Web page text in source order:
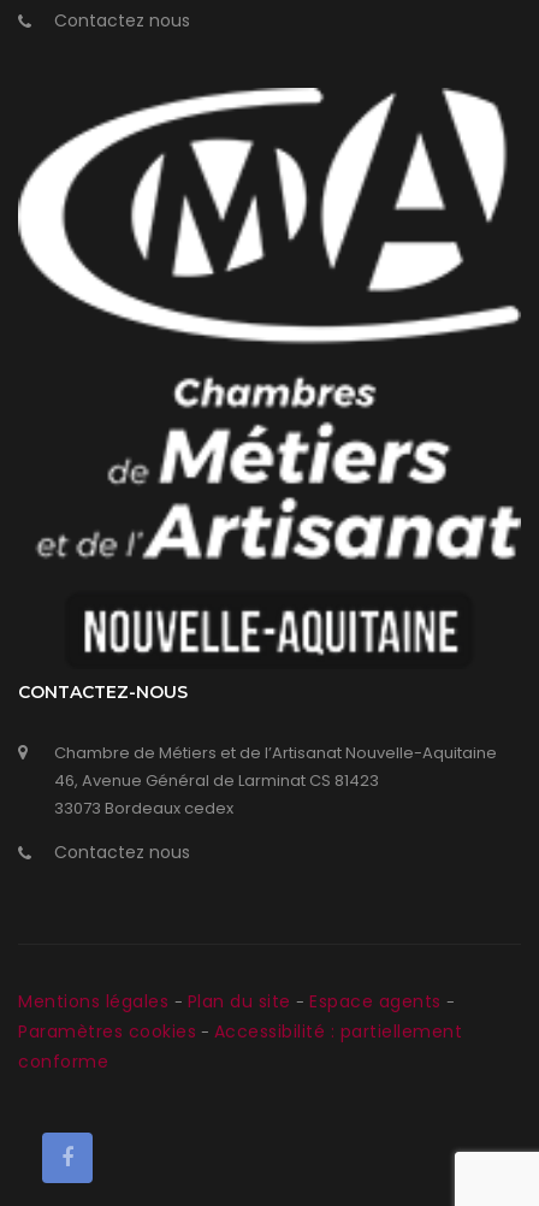
Contactez nous
CONTACTEZ-NOUS
Chambre de Métiers et de l’Artisanat Nouvelle-Aquitaine
46, Avenue Général de Larminat CS 81423
33073 Bordeaux cedex
Contactez nous
Mentions légales - Plan du site - Espace agents -
Paramètres cookies - Accessibilité : partiellement
conforme